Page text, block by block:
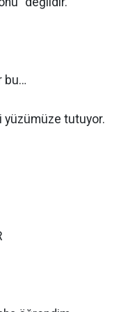
bu…
yüzümüze tutuyor.